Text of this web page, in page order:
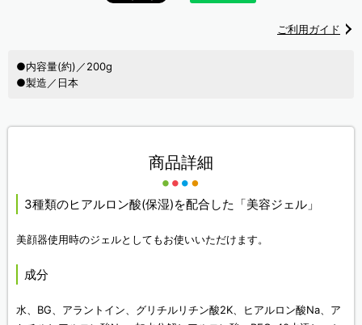
ご利用ガイド
●内容量(約)／200g
●製造／日本
商品詳細
3種類のヒアルロン酸(保湿)を配合した「美容ジェル」
美顔器使用時のジェルとしてもお使いいただけます。
成分
水、BG、アラントイン、グリチルリチン酸2K、ヒアルロン酸Na、ア